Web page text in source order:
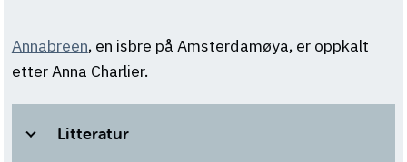
Annabreen, en isbre på Amsterdamøya, er oppkalt
etter Anna Charlier.
Litteratur